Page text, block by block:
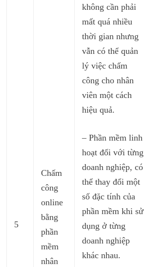
5
Chấm
công
online
bằng
phần
mềm
nhân
không cần phải
mất quá nhiều
thời gian nhưng
vẫn có thể quản
lý việc chấm
công cho nhân
viên một cách
hiệu quả.
– Phần mềm linh
hoạt đối với từng
doanh nghiệp, có
thể thay đổi một
số đặc tính của
phần mềm khi sử
dụng ở từng
doanh nghiệp
khác nhau.